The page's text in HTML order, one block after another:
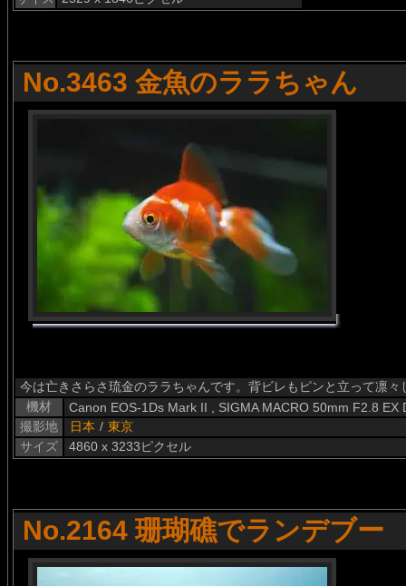
No.3463 金魚のララちゃん
今は亡きさらさ琉金のララちゃんです。背ビレもピンと立って凛々
機材
Canon EOS-1Ds Mark II , SIGMA MACRO 50mm F2.8 EX
撮影地
日本 / 東京
サイズ
4860 x 3233ピクセル
No.2164 珊瑚礁でランデブー